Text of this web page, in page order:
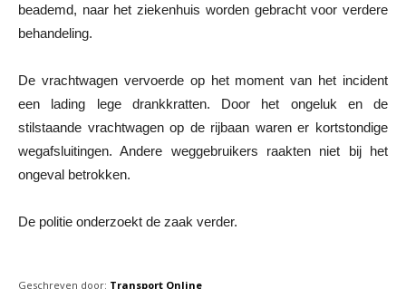
beademd, naar het ziekenhuis worden gebracht voor verdere
behandeling.
De vrachtwagen vervoerde op het moment van het incident
een lading lege drankkratten. Door het ongeluk en de
stilstaande vrachtwagen op de rijbaan waren er kortstondige
wegafsluitingen. Andere weggebruikers raakten niet bij het
ongeval betrokken.
De politie onderzoekt de zaak verder.
Geschreven door: Transport Online